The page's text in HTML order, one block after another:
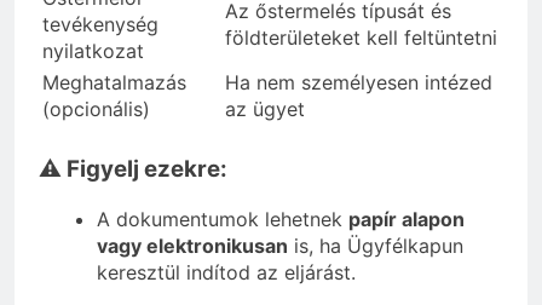
tevékenység
nyilatkozat
Az őstermelés típusát és
földterületeket kell feltüntetni
Meghatalmazás
(opcionális)
Ha nem személyesen intézed
az ügyet
⚠️ Figyelj ezekre:
A dokumentumok lehetnek papír alapon
vagy elektronikusan is, ha Ügyfélkapun
keresztül indítod az eljárást.